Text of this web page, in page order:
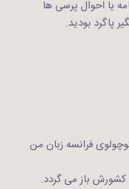
یا احوال پرسی ها
پاگرد بودید.
فرانسه زبان من
باز می گردد.